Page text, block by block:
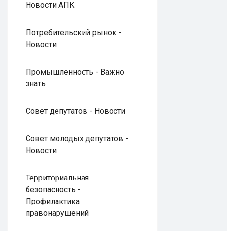
Новости АПК
Потребительский рынок -
Новости
Промышленность - Важно
знать
Совет депутатов - Новости
Совет молодых депутатов -
Новости
Территориальная
безопасность -
Профилактика
правонарушений